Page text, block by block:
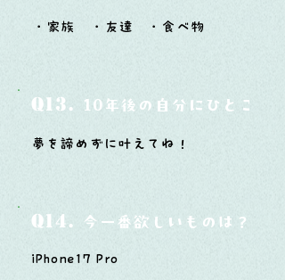
・家族 ・友達 ・食べ物
Q13. 10年後の自分にひとこと
夢を諦めずに叶えてね！
Q14. 今一番欲しいものは？
iPhone17 Pro